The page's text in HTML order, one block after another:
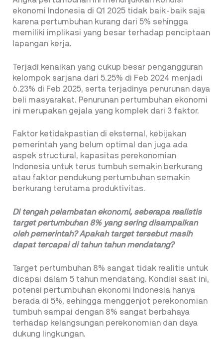
ekonomi Indonesia di Q1 2025 tidak baik-baik saja
karena pertumbuhan kurang dari 5% sehingga
memiliki implikasi yang besar terhadap penciptaan
lapangan kerja.
Terjadi kenaikan yang cukup besar pengangguran
kelompok sarjana dari 5.25% di Feb 2024 menjadi
6.23% di Feb 2025, serta terjadinya penurunan daya
beli masyarakat. Penurunan pertumbuhan ekonomi
ini merupakan gejala yang komplek dari 3 faktor.
Faktor ketidakpastian di eksternal, kebijakan
pemerintah yang belum optimal dan juga ada
aspek structural, kapasitas perekonomian
Indonesia untuk terus tumbuh semakin berkurang
atau faktor pendukung pertumbuhan semakin
berkurang terutama produktivitas.
Di tengah pelambatan ekonomi, seberapa realistis
target pertumbuhan 8% yangsering disampaikan
oleh pemerintah? Apakah target tersebut masih
dapat tercapai di tahun tahun mendatang?
Target pertumbuhan 8% sangat tidak realitis untuk
dicapai dalam 5 tahun mendatang. Kondisi saat ini,
potensi pertumbuhan ekonomi Indonesia hanya
berada di 5%, sehingga menggenjot perekonomian
tumbuh sampai dengan 8% sangat berbahaya
terhadap kelangsungan perekonomian dan daya
dukung lingkungan.